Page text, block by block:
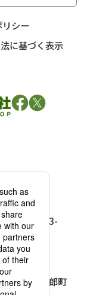
8F
平河町1-3-
03-3263-
央区久太郎町
シー
に基づく表示